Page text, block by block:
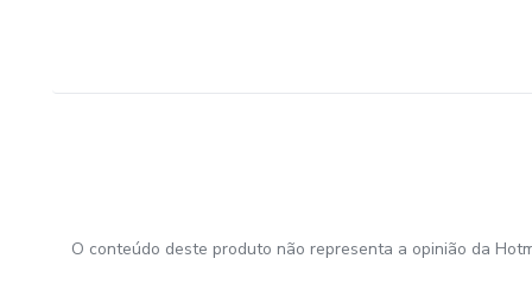
O conteúdo deste produto não representa a opinião da